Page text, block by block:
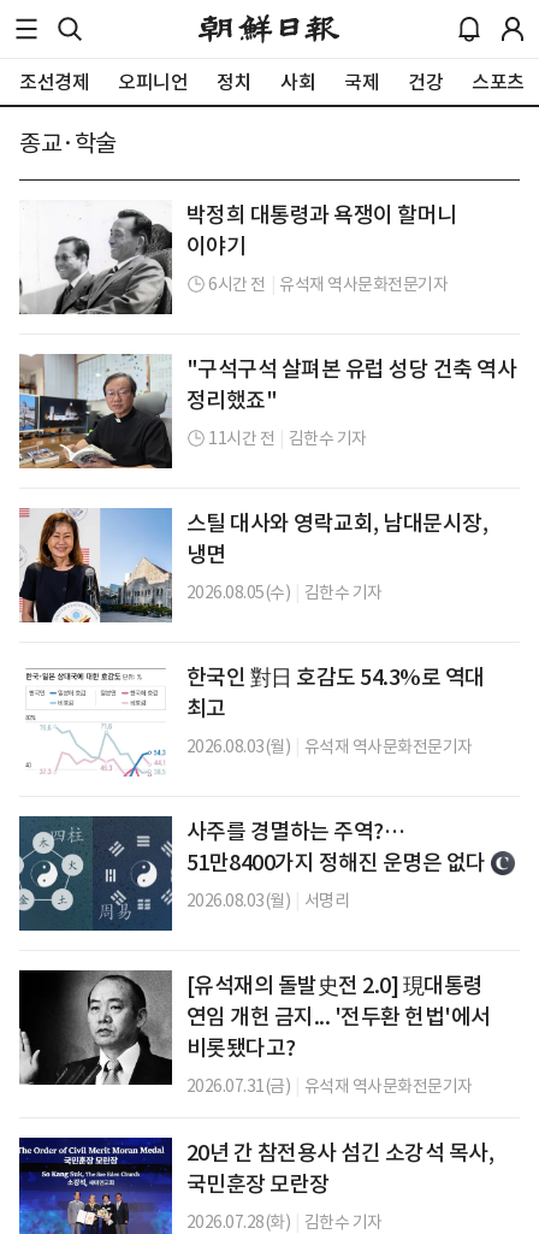
조선경제 오피니언 정치 사회 국제 건강 스포츠
종교·학술
박정희 대통령과 욕쟁이 할머니
이야기
6시간 전 유석재 역사문화전문기자
"구석구석 살펴본 유럽 성당 건축 역사
정리했죠"
11시간 전 김한수 기자
스틸 대사와 영락교회, 남대문시장,
냉면
2026.08.05(수) 김한수 기자
한국인 對日 호감도 54.3%로 역대
최고
2026.08.03(월) 유석재 역사문화전문기자
사주를 경멸하는 주역?…
51만8400가지 정해진 운명은 없다
2026.08.03(월) 서명리
[유석재의 돌발史전 2.0] 現대통령
연임 개헌 금지... '전두환 헌법'에서
비롯됐다고?
2026.07.31(금) 유석재 역사문화전문기자
20년 간 참전용사 섬긴 소강석 목사,
국민훈장 모란장
2026.07.28(화) 김한수 기자